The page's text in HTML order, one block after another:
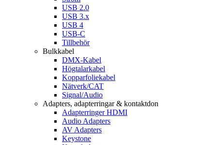
USB 2.0
USB 3.x
USB 4
USB-C
Tillbehör
Bulkkabel
DMX-Kabel
Högtalarkabel
Kopparfoliekabel
Nätverk/CAT
Signal/Audio
Adapters, adapterringar & kontaktdon
Adapterringer HDMI
Audio Adapters
AV Adapters
Keystone